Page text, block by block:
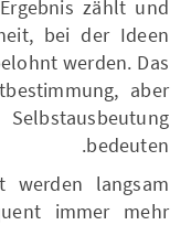
zählt und
bei der Ideen
werden. Das
aber
bedeuten.
langsam
immer mehr